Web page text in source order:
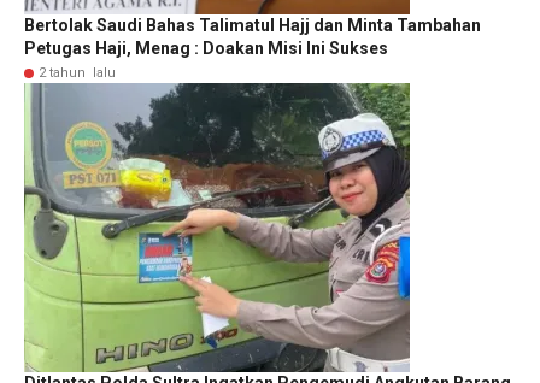
Bertolak Saudi Bahas Talimatul Hajj dan Minta Tambahan
Petugas Haji, Menag : Doakan Misi Ini Sukses
2 tahun lalu